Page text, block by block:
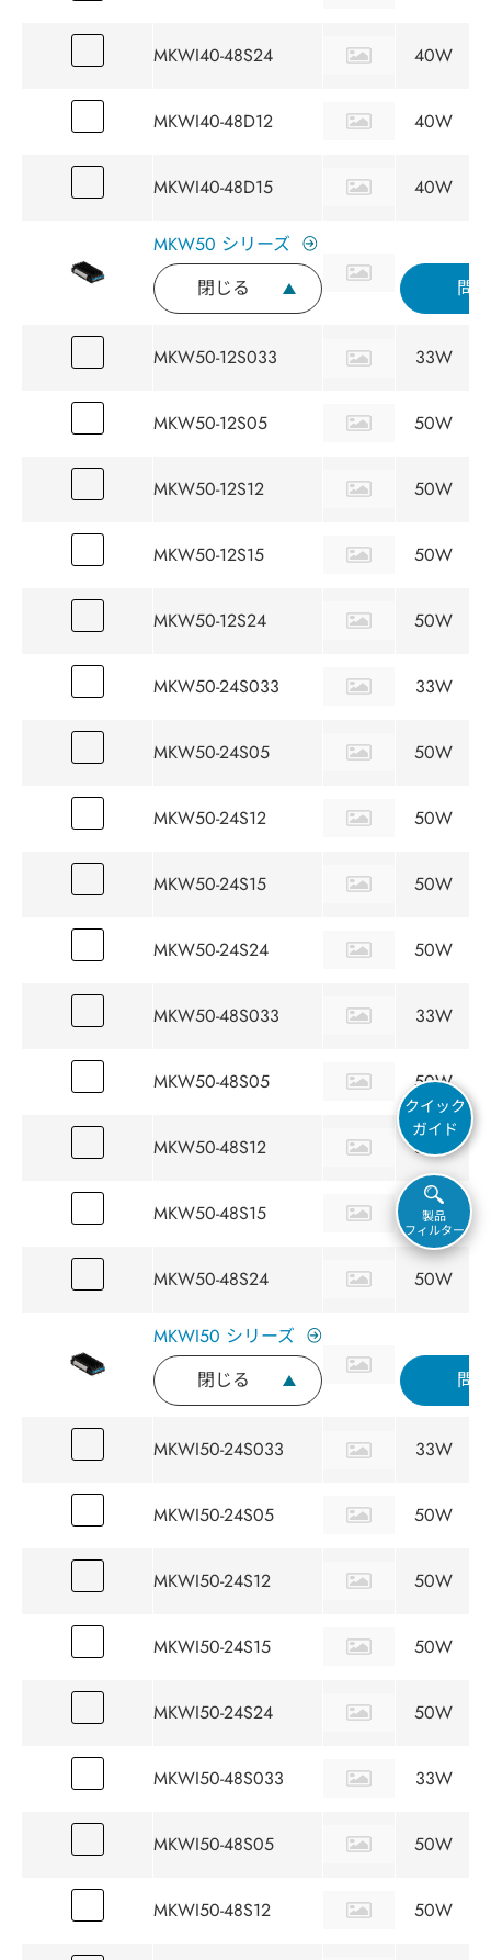
クイック
ガイド
MKWI40-48S24 40W
MKWI40-48D12 40W
MKWI40-48D15 40W
MKW50 シリーズ
閉じる
問
MKW50-12S033 33W
MKW50-12S05 50W
MKW50-12S12 50W
MKW50-12S15 50W
MKW50-12S24 50W
MKW50-24S033 33W
MKW50-24S05 50W
MKW50-24S12 50W
MKW50-24S15 50W
MKW50-24S24 50W
MKW50-48S033 33W
MKW50-48S05 50W
MKW50-48S12 50W
MKW50-48S15 50W
MKW50-48S24 50W
MKWI50 シリーズ
閉じる
問
MKWI50-24S033 33W
MKWI50-24S05 50W
MKWI50-24S12 50W
MKWI50-24S15 50W
MKWI50-24S24 50W
MKWI50-48S033 33W
MKWI50-48S05 50W
MKWI50-48S12 50W
製品
フィルター